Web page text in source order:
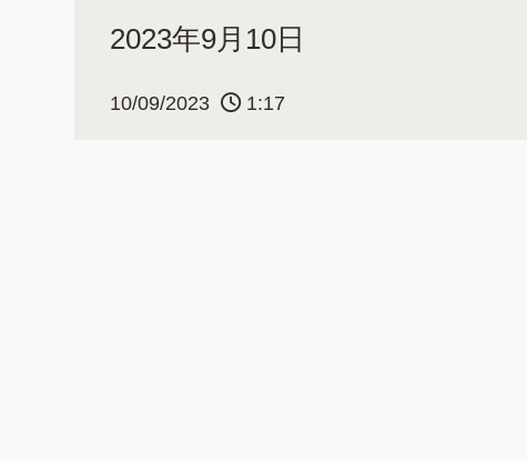
2023年9月10日
10/09/2023 1:17